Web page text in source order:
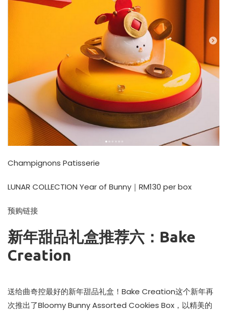
Champignons Patisserie
LUNAR COLLECTION Year of Bunny｜RM130 per box
预购链接
新年甜品礼盒推荐六：Bake
Creation
送给曲奇控最好的新年甜品礼盒！Bake Creation这个新年再
次推出了Bloomy Bunny Assorted Cookies Box，以精美的